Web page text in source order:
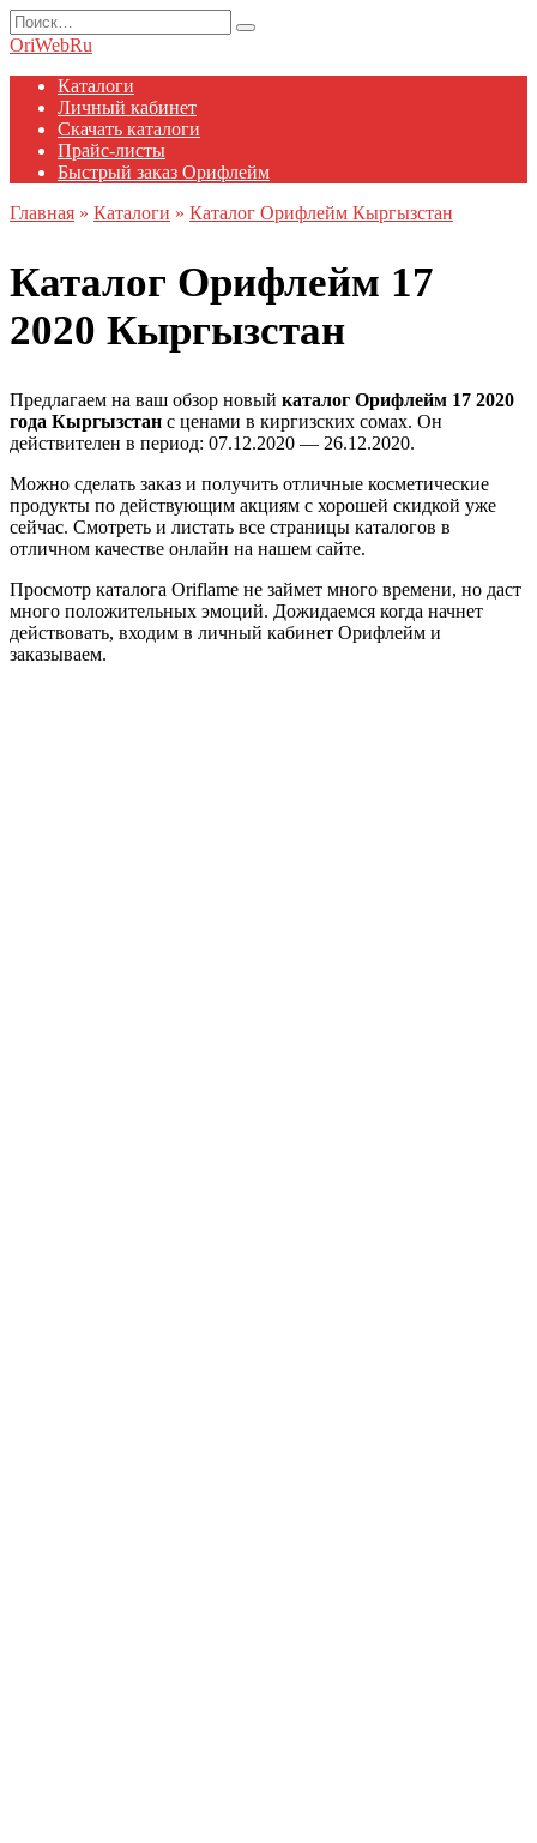
Перейти
к
Search
for:
OriWebRu
Каталоги
Личный кабинет
Скачать каталоги
Прайс-листы
Быстрый заказ Орифлейм
Главная » Каталоги » Каталог Орифлейм Кыргызстан
Каталог Орифлейм 17
2020 Кыргызстан
Предлагаем на ваш обзор новый каталог Орифлейм 17 2020
года Кыргызстан с ценами в киргизских сомах. Он
действителен в период: 07.12.2020 — 26.12.2020.
Можно сделать заказ и получить отличные косметические
продукты по действующим акциям с хорошей скидкой уже
сейчас. Смотреть и листать все страницы каталогов в
отличном качестве онлайн на нашем сайте.
Просмотр каталога Oriflame не займет много времени, но даст
много положительных эмоций. Дожидаемся когда начнет
действовать, входим в личный кабинет Орифлейм и
заказываем.